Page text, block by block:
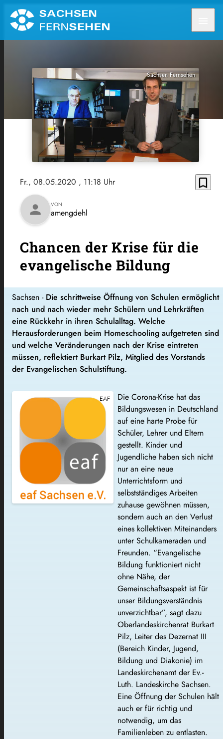
Sachsen Fernsehen
Fr., 08.05.2020 , 11:18 Uhr bookmark_border
person VON
amengdehl
Chancen der Krise für die
evangelische Bildung
Sachsen - Die schrittweise Öffnung von Schulen ermöglicht
nach und nach wieder mehr Schülern und Lehrkräften
eine Rückkehr in ihren Schulalltag. Welche
Herausforderungen beim Homeschooling aufgetreten sind
und welche Veränderungen nach der Krise eintreten
müssen, reflektiert Burkart Pilz, Mitglied des Vorstands
der Evangelischen Schulstiftung.
EAF
Die Corona-Krise hat das
Bildungswesen in Deutschland
auf eine harte Probe für
Schüler, Lehrer und Eltern
gestellt. Kinder und
Jugendliche haben sich nicht
nur an eine neue
Unterrichtsform und
selbstständiges Arbeiten
zuhause gewöhnen müssen,
sondern auch an den Verlust
eines kollektiven Miteinanders
unter Schulkameraden und
Freunden. “Evangelische
Bildung funktioniert nicht
ohne Nähe, der
Gemeinschaftsaspekt ist für
unser Bildungsverständnis
unverzichtbar”, sagt dazu
Oberlandeskirchenrat Burkart
Pilz, Leiter des Dezernat III
(Bereich Kinder, Jugend,
Bildung und Diakonie) im
Landeskirchenamt der Ev.-
Luth. Landeskirche Sachsen.
Eine Öffnung der Schulen hält
auch er für richtig und
notwendig, um das
Familienleben zu entlasten.